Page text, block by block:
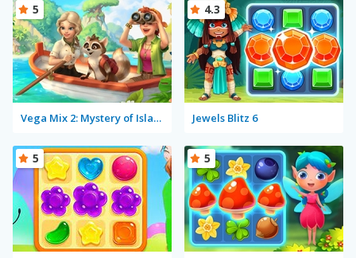
Vega Mix 2: Mystery of Island
5
Jewels Blitz 6
4.3
5 5